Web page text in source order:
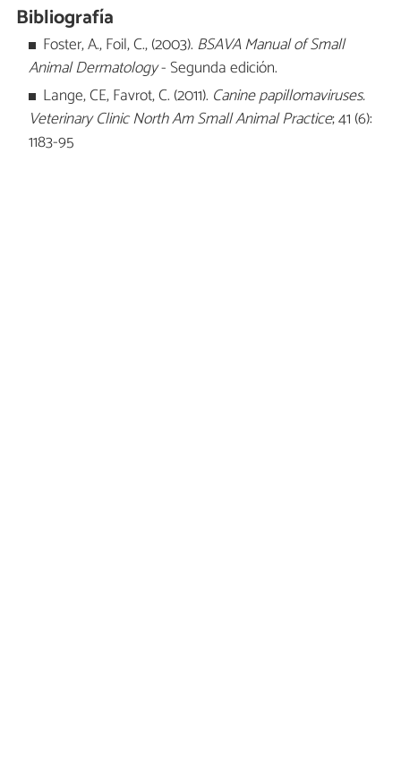
Bibliografía
Foster, A., Foil, C., (2003). BSAVA Manual of Small
Animal Dermatology- Segunda edición.
Lange, CE, Favrot, C. (2011). Canine papillomaviruses.
Veterinary Clinic North Am Small Animal Practice; 41 (6):
1183-95